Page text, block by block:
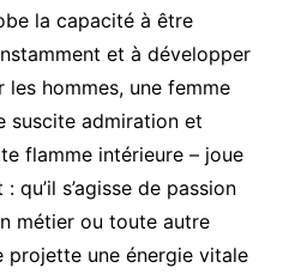
la capacité à être
et à développer
les hommes, une femme
suscite admiration et
flamme intérieure – joue
qu’il s’agisse de passion
métier ou toute autre
projette une énergie vitale